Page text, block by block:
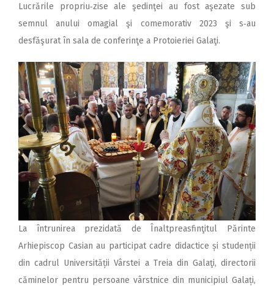
Lucrările propriu‑zise ale şedinţei au fost aşezate sub
semnul anului omagial şi comemorativ 2023 şi s‑au
desfăşurat în sala de conferinţe a Protoieriei Galaţi.
La întrunirea prezidată de Înaltpreasfinţitul Părinte
Arhiepiscop Casian au participat cadre didactice și studenții
din cadrul Universității Vârstei a Treia din Galaţi, directorii
căminelor pentru persoane vârstnice din municipiul Galați,